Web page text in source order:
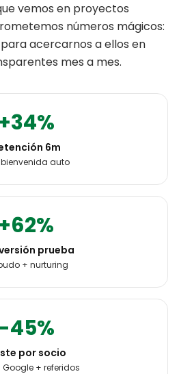
vemos en proyectos
números mágicos:
acercarnos a ellos en
mes a mes.
+34%
6m
auto
+62%
prueba
+ nurturing
-45%
por socio
Google + referidos